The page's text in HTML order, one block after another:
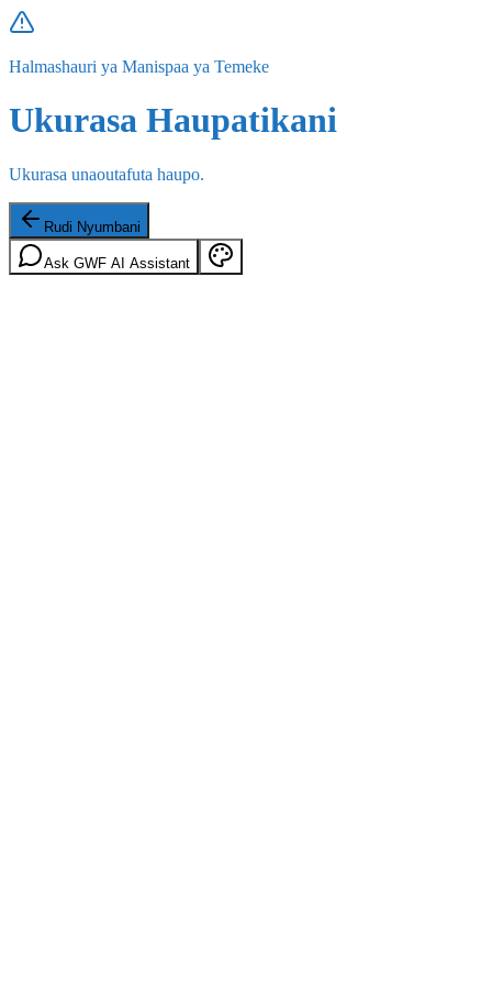
Halmashauri ya Manispaa ya Temeke
Ukurasa Haupatikani
Ukurasa unaoutafuta haupo.
Rudi Nyumbani
Ask GWF AI Assistant